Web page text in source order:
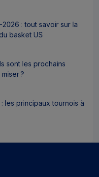
: tout savoir sur la
basket US
sont les prochains
?
les principaux tournois à